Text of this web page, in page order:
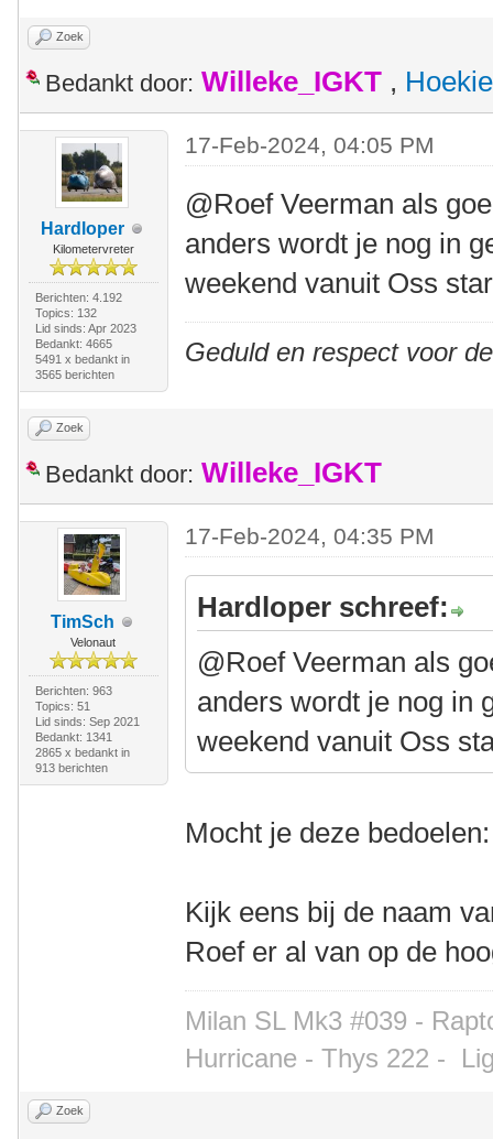
Zoek
Bedankt door: Willeke_IGKT , Hoekie
Hardloper
Kilometervreter
Berichten: 4.192
Topics: 132
Lid sinds: Apr 2023
Bedankt: 4665
5491 x bedankt in
3565 berichten
17-Feb-2024, 04:05 PM
@Roef Veerman als
anders wordt je nog in
weekend vanuit Oss
Geduld en respect voor
Zoek
Bedankt door: Willeke_IGKT
TimSch
Velonaut
Berichten: 963
Topics: 51
Lid sinds: Sep 2021
Bedankt: 1341
2865 x bedankt in
913 berichten
17-Feb-2024, 04:35 PM
Hardloper schreef:
@Roef Veerman als
anders wordt je nog in
weekend vanuit Oss
Mocht je deze
Kijk eens bij de naam
Roef er al van op de
Milan SL Mk3 #039 -
Hurricane - Thys 222 -
Zoek